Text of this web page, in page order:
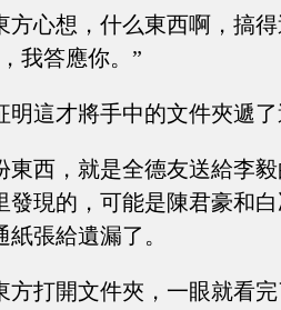
方心想，什么東西啊，搞
我答應你。”
明這才將手中的文件夾遞
東西，就是全德友送給李
發現的，可能是陳君豪和
紙張給遺漏了。
方打開文件夾，一眼就看